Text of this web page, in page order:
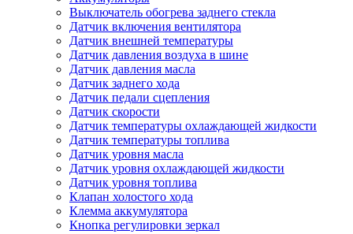
Выключатель обогрева заднего стекла
Датчик включения вентилятора
Датчик внешней температуры
Датчик давления воздуха в шине
Датчик давления масла
Датчик заднего хода
Датчик педали сцепления
Датчик скорости
Датчик температуры охлаждающей жидкости
Датчик температуры топлива
Датчик уровня масла
Датчик уровня охлаждающей жидкости
Датчик уровня топлива
Клапан холостого хода
Клемма аккумулятора
Кнопка регулировки зеркал